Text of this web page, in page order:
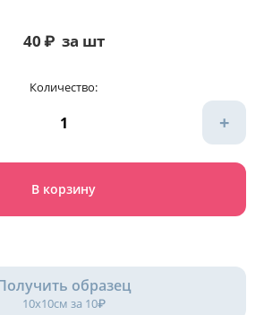
40₽ за шт
Количество:
+
В корзину
образец
10х10см за 10₽